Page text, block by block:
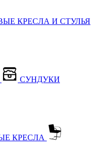
КРЕСЛА И СТУЛЬЯ
СУНДУКИ
КРЕСЛА